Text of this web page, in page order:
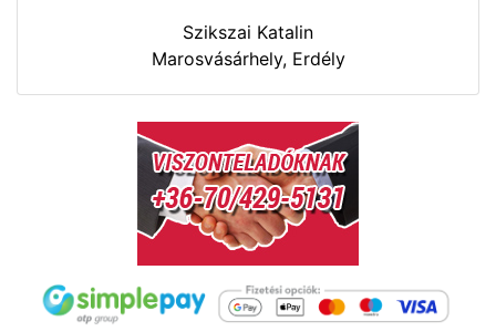
Szikszai Katalin
Marosvásárhely, Erdély